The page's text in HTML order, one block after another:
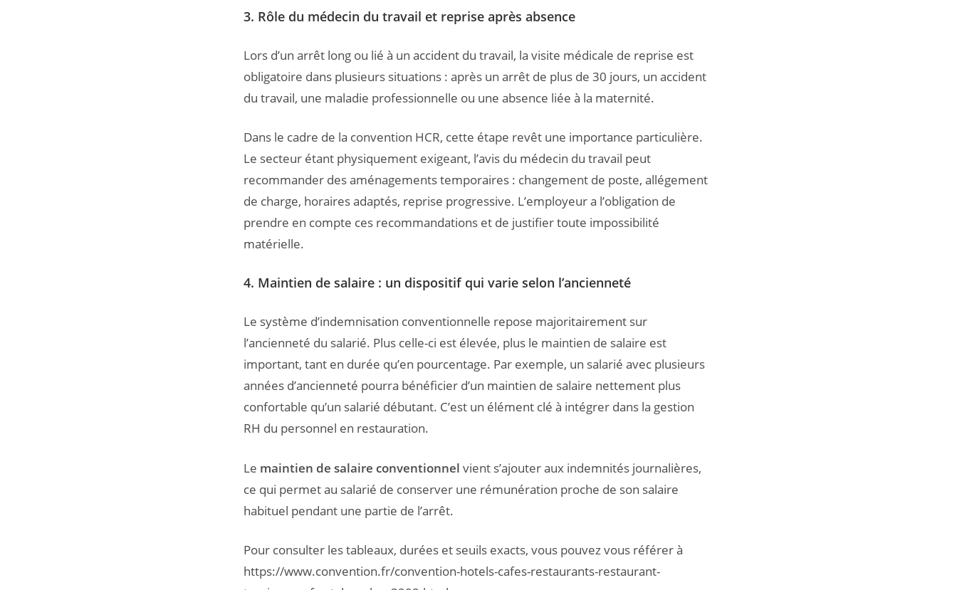
3. Rôle du médecin du travail et reprise après absence
Lors d’un arrêt long ou lié à un accident du travail, la visite médicale de reprise est
obligatoire dans plusieurs situations : après un arrêt de plus de 30 jours, un accident
du travail, une maladie professionnelle ou une absence liée à la maternité.
Dans le cadre de la convention HCR, cette étape revêt une importance particulière.
Le secteur étant physiquement exigeant, l’avis du médecin du travail peut
recommander des aménagements temporaires : changement de poste, allégement
de charge, horaires adaptés, reprise progressive. L’employeur a l’obligation de
prendre en compte ces recommandations et de justifier toute impossibilité
matérielle.
4. Maintien de salaire : un dispositif qui varie selon l’ancienneté
Le système d’indemnisation conventionnelle repose majoritairement sur
l’ancienneté du salarié. Plus celle-ci est élevée, plus le maintien de salaire est
important, tant en durée qu’en pourcentage. Par exemple, un salarié avec plusieurs
années d’ancienneté pourra bénéficier d’un maintien de salaire nettement plus
confortable qu’un salarié débutant. C’est un élément clé à intégrer dans la gestion
RH du personnel en restauration.
Le maintien de salaire conventionnel vient s’ajouter aux indemnités journalières,
ce qui permet au salarié de conserver une rémunération proche de son salaire
habituel pendant une partie de l’arrêt.
Pour consulter les tableaux, durées et seuils exacts, vous pouvez vous référer à
https://www.convention.fr/convention-hotels-cafes-restaurants-restaurant-